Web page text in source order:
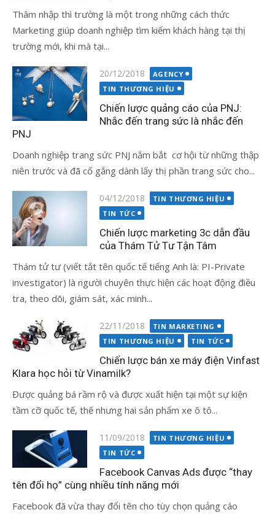
Thâm nhập thì trường là một trong những cách thức
Marketing giúp doanh nghiệp tìm kiếm khách hàng tại thị
trường mới, khi mà tại...
Đăng
vào
20/12/2018
AGENCY
TIN THƯƠNG HIỆU
Chiến lược quảng cáo của PNJ:
Nhắc đến trang sức là nhắc đến
PNJ
Doanh nghiệp trang sức PNJ nắm bắt cơ hội từ những thập
niên trước và đã cố gắng dành lấy thị phần trang sức cho...
Đăng
vào
04/12/2018
TIN THƯƠNG HIỆU
TIN TỨC
Chiến lược marketing 3c dẫn đầu
của Thám Tử Tư Tận Tâm
Thám tử tư (viết tắt tên quốc tế tiếng Anh là: PI-Private
investigator) là người chuyên thực hiện các hoạt động điều
tra, theo dõi, giám sát, xác minh...
Đăng
vào
22/11/2018
TIN MARKETING
TIN THƯƠNG HIỆU
TIN TỨC
Chiến lược bán xe máy điện Vinfast
Klara học hỏi từ Vinamilk?
Được quảng bá rầm rộ và được xuất hiện tại một sự kiện
tầm cỡ quốc tế, thế nhưng hai sản phẩm xe ô tô...
Đăng
vào
11/09/2018
TIN THƯƠNG HIỆU
TIN TỨC
Facebook Canvas Ads được “thay
tên đổi họ” cùng nhiều tính năng mới
Facebook đã vừa thay đổi tên cho tùy chọn quảng cáo